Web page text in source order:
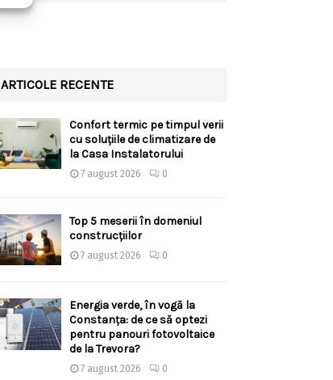
ARTICOLE RECENTE
Confort termic pe timpul verii
cu soluțiile de climatizare de
la Casa Instalatorului
7 august 2026 0
Top 5 meserii în domeniul
construcțiilor
7 august 2026 0
Energia verde, în vogă la
Constanța: de ce să optezi
pentru panouri fotovoltaice
de la Trevora?
7 august 2026 0